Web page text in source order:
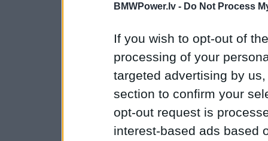
BMWPower.lv - Do Not Process
If you wish to opt-out of
processing of your
targeted advertising by
section to confirm your
opt-out request is
interest-based ads based